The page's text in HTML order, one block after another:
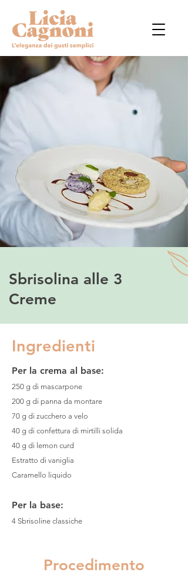
Sbrisolina alle 3
Creme
Ingredienti
Per la crema al base:
250 g di mascarpone
200 g di panna da montare
70 g di zucchero a velo
40 g di confettura di mirtilli solida
40 g di lemon curd
Estratto di vaniglia
Caramello liquido
Per la base:
4 Sbrisoline classiche
Procedimento